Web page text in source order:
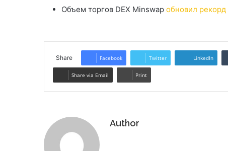
Объем торгов DEX Minswap обновил рекорд
Share Facebook Twitter LinkedIn
Share via Email Print
Author